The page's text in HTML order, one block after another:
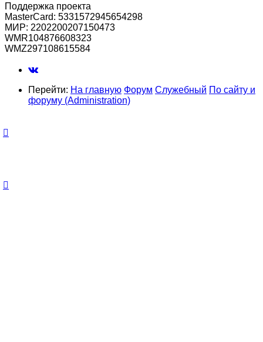
Поддержка проекта
MasterCard: 5331572945654298
МИР: 2202200207150473
WMR104876608323
WMZ297108615584
Перейти: На главную Форум Служебный По сайту и
форуму (Administration)